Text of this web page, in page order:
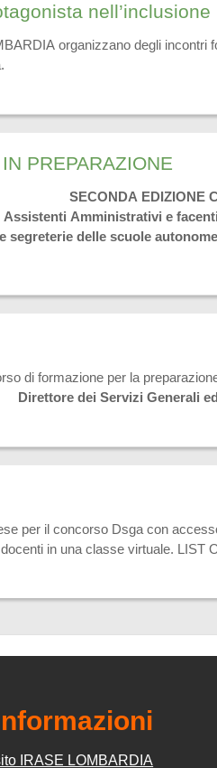
nell’inclusione
organizzano degli incontri
PREPARAZIONE
SECONDA EDIZIONE
Assistenti Amministrativi e
segreterie delle scuole
di formazione per la
Direttore dei Servizi Generali
per il concorso Dsga con
in una classe virtuale.
IRASE LOMBARDIA